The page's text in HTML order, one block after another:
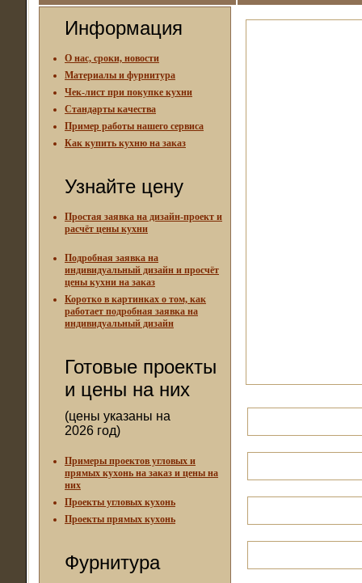
Информация
О нас, сроки, новости
Материалы и фурнитура
Чек-лист при покупке кухни
Стандарты качества
Пример работы нашего сервиса
Как купить кухню на заказ
Узнайте цену
Простая заявка на дизайн-проект и
расчёт цены кухни
Подробная заявка на
индивидуальный дизайн и просчёт
цены кухни на заказ
Коротко в картинках о том, как
работает подробная заявка на
индивидуальный дизайн
Готовые проекты
и цены на них
(цены указаны на
2026 год)
Примеры проектов угловых и
прямых кухонь на заказ и цены на
них
Проекты угловых кухонь
Проекты прямых кухонь
Фурнитура